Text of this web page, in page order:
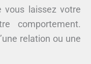
vous laissez votre
comportement.
relation ou une